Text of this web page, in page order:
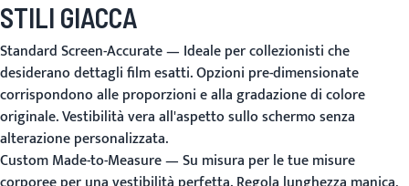
STILI GIACCA
Standard Screen-Accurate— Ideale per collezionisti che
desiderano dettagli film esatti. Opzioni pre-dimensionate
corrispondono alle proporzioni e alla gradazione di colore
originale. Vestibilità vera all'aspetto sullo schermo senza
alterazione personalizzata.
Custom Made-to-Measure— Su misura per le tue misure